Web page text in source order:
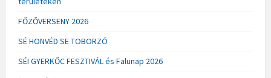
FŐZŐVERSENY 2026
SÉ HONVÉD SE TOBORZÓ
SÉI GYERKŐC FESZTIVÁL és Falunap 2026